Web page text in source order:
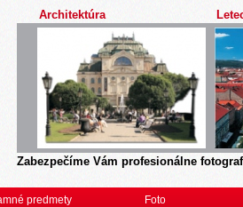
Architektúra
Zabezpečíme Vám profesionálne
predmety
Foto